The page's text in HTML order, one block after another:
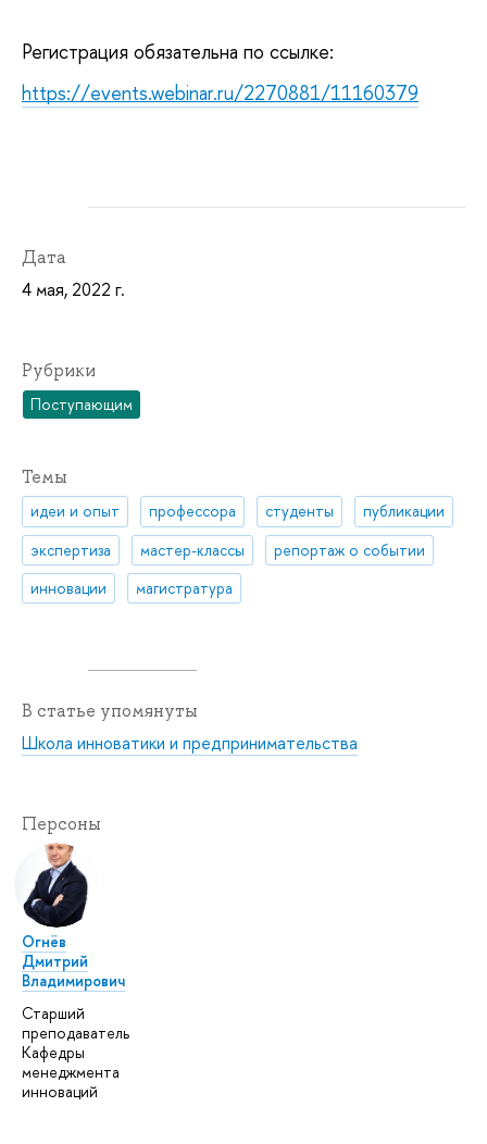
Регистрация обязательна по ссылке:
https://events.webinar.ru/2270881/11160379
Дата
4 мая, 2022 г.
Рубрики
Поступающим
Темы
идеи и опыт профессора студенты
публикации
экспертиза
мастер-классы
репортаж о событии
инновации
магистратура
В статье упомянуты
Школа инноватики и предпринимательства
Персоны
Огнёв
Дмитрий
Владимирович
Старший
преподаватель
Кафедры
менеджмента
инноваций